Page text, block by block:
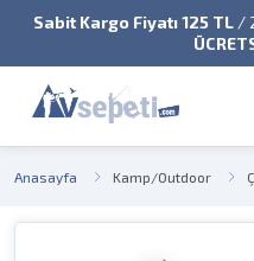
Sabit Kargo Fiyatı 125 TL/
Anasayfa Kamp/Outdoor